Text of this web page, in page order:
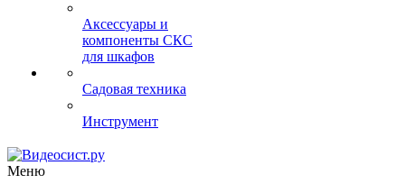
Аксессуары и
компоненты СКС
для шкафов
Садовая техника
Инструмент
Меню